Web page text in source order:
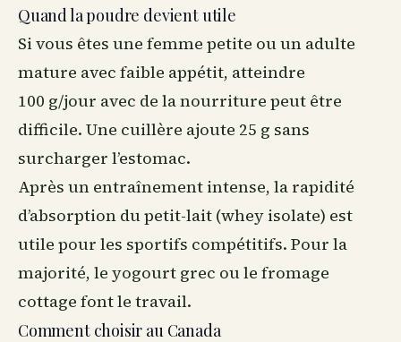
Quand la poudre devient utile
Si vous êtes une femme petite ou un adulte
mature avec faible appétit, atteindre
100 g/jour avec de la nourriture peut être
difficile. Une cuillère ajoute 25 g sans
surcharger l’estomac.
Après un entraînement intense, la rapidité
d’absorption du petit-lait (whey isolate) est
utile pour les sportifs compétitifs. Pour la
majorité, le yogourt grec ou le fromage
cottage font le travail.
Comment choisir au Canada